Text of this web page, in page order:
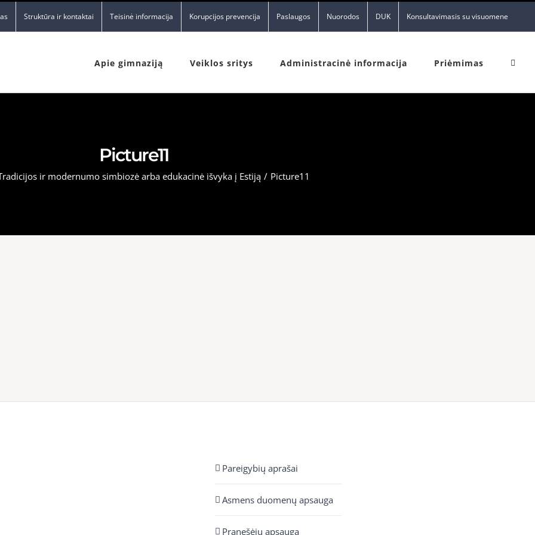
Struktūra ir kontaktai Teisinė informacija Korupcijos prevencija Paslaugos Nuorodos DUK Konsultavimasis su visuomene
Apie gimnaziją Veiklos sritys Administracinė informacija Priėmimas
Picture11
ir modernumo simbiozė arba edukacinė išvyka į Estiją / Picture11
Pareigybių aprašai
Asmens duomenų apsauga
Pranešėjų apsauga